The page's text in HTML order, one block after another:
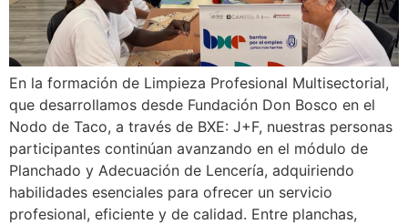
En la formación de Limpieza Profesional Multisectorial,
que desarrollamos desde Fundación Don Bosco en el
Nodo de Taco, a través de BXE: J+F, nuestras personas
participantes continúan avanzando en el módulo de
Planchado y Adecuación de Lencería, adquiriendo
habilidades esenciales para ofrecer un servicio
profesional, eficiente y de calidad. Entre planchas,